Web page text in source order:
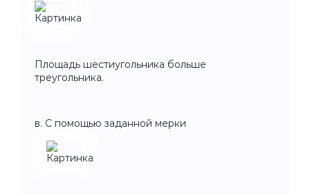
Площадь шестиугольника больше
треугольника.
в. С помощью заданной мерки